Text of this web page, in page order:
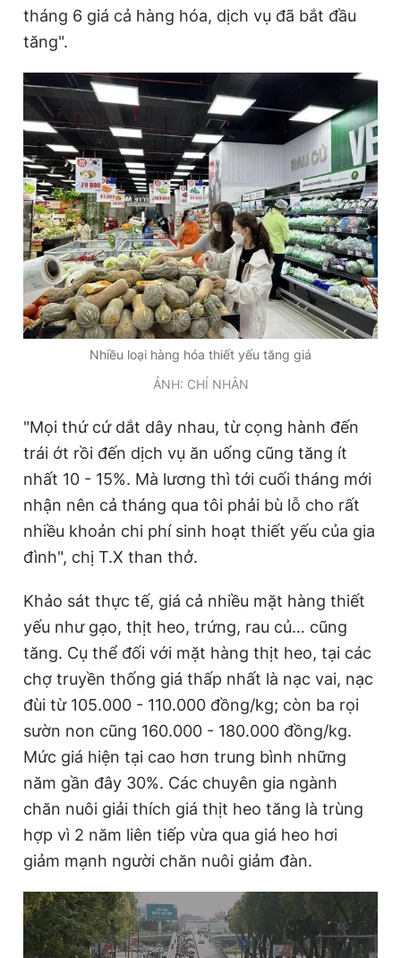
Hotline
0906 645 777
Đặt báo Quảng cáo RSS Tòa soạn Chính sách bảo
Tổng biên tập: Nguyễn Ngọc Toàn
Phó tổng biên tập thường trực: Hải Thành
Phó tổng biên tập: Lâm Hiếu Dũng
Phó tổng biên tập: Trần Việt Hưng
Tổng thư ký tòa soạn: Đức Trung
Giấy phép xuất bản số 110/GP - BTTTT cấp ngày 24.3.2020
© 2003-2026 Bản quyền thuộc về Báo Thanh Niên. Cấm sao
chép dưới mọi hình thức nếu không có sự chấp thuận bằng văn
bản. Phát triển bởi ePi Technologies, JSC.
tháng 6 giá cả hàng hóa, dịch vụ đã bắt đầu
tăng".
Nhiều loại hàng hóa thiết yếu tăng giá
ẢNH: CHÍ NHÂN
"Mọi thứ cứ dắt dây nhau, từ cọng hành đến
trái ớt rồi đến dịch vụ ăn uống cũng tăng ít
nhất 10 - 15%. Mà lương thì tới cuối tháng mới
nhận nên cả tháng qua tôi phải bù lỗ cho rất
nhiều khoản chi phí sinh hoạt thiết yếu của gia
đình", chị T.X than thở.
Khảo sát thực tế, giá cả nhiều mặt hàng thiết
yếu như gạo, thịt heo, trứng, rau củ… cũng
tăng. Cụ thể đối với mặt hàng thịt heo, tại các
chợ truyền thống giá thấp nhất là nạc vai, nạc
đùi từ 105.000 - 110.000 đồng/kg; còn ba rọi
sườn non cũng 160.000 - 180.000 đồng/kg.
Mức giá hiện tại cao hơn trung bình những
năm gần đây 30%. Các chuyên gia ngành
chăn nuôi giải thích giá thịt heo tăng là trùng
hợp vì 2 năm liên tiếp vừa qua giá heo hơi
giảm mạnh người chăn nuôi giảm đàn.